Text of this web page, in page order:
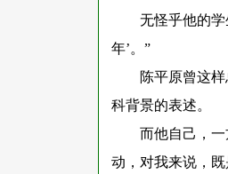
无怪乎他的学
年’。”
陈平原曾这
科背景的表述。
而他自己，一
动，对我来说，